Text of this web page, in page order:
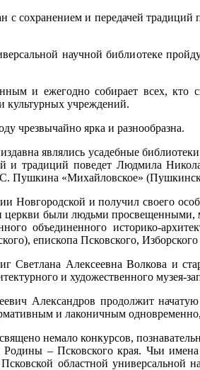
с сохранением и передачей
научной библиотеке
и ежегодно собирает всех, кто
культурных учреждений.
чрезвычайно ярка и разнообразна.
являлись усадебные
и традиций поведет Людмила
Пушкина «Михайловское»
Новгородской и получил своего
церкви были людьми
объединенного историко-
епископа Псковского,
Светлана Алексеевна Волкова и
и художественного музея-
Александров продолжит
и лаконичным
немало конкурсов,
– Псковского края. Чьи
областной